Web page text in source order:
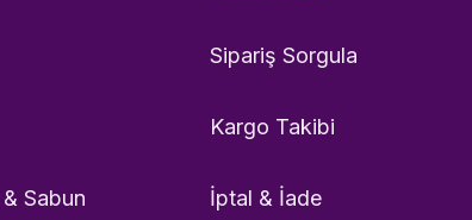
Sabun
Sipariş Sorgula
Kargo Takibi
İptal & İade